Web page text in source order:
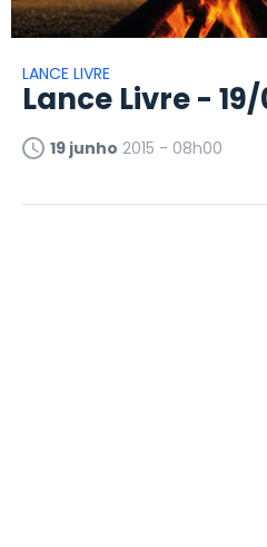
LANCE LIVRE
Lance Livre -
19 junho 2015 - 08h00